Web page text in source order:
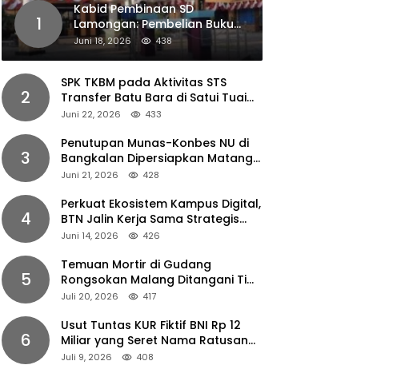
1
Kabid Pembinaan SD
Lamongan: Pembelian Buku
Pendamping Tidak Boleh
Dipaksakan
Juni 18, 2026 438
2
SPK TKBM pada Aktivitas STS
Transfer Batu Bara di Satui Tuai
Sorotan
Juni 22, 2026 433
3
Penutupan Munas-Konbes NU di
Bangkalan Dipersiapkan Matang,
Gus Ipul Turun Tangan
Juni 21, 2026 428
4
Perkuat Ekosistem Kampus Digital,
BTN Jalin Kerja Sama Strategis
dengan UNAIR
Juni 14, 2026 426
5
Temuan Mortir di Gudang
Rongsokan Malang Ditangani Tim
Gegana Polda Jatim
Juli 20, 2026 417
6
Usut Tuntas KUR Fiktif BNI Rp 12
Miliar yang Seret Nama Ratusan
Petani Jember
Juli 9, 2026 408